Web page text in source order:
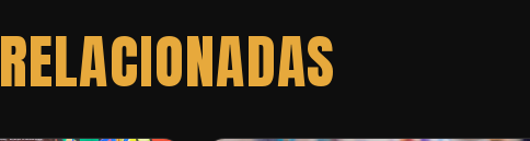
RELACIONADAS